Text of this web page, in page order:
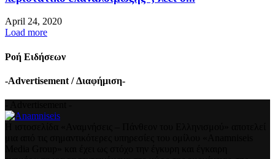
April 24, 2020
Load more
Ροή Ειδήσεων
-Advertisement / Διαφήμιση-